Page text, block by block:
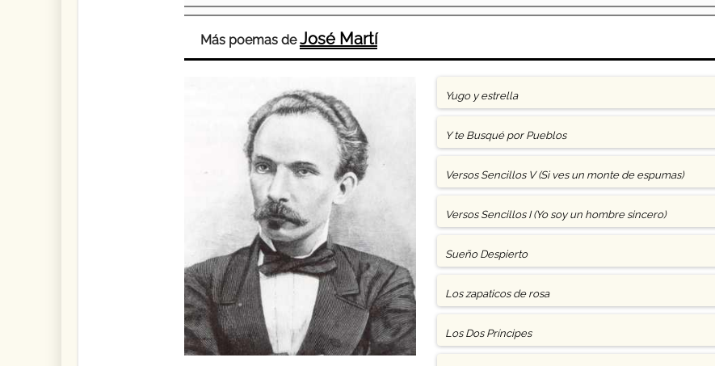
Más poemas deJosé Martí
Yugo y estrella
Y te Busqué por Pueblos
Versos Sencillos V (Si ves un monte de espumas)
Versos Sencillos I (Yo soy un hombre sincero)
Sueño Despierto
Los zapaticos de rosa
Los Dos Príncipes